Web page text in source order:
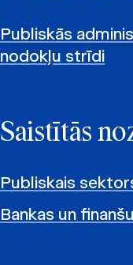
Publiskās
nodokļu strīdi
Saistītās
Publiskais
Bankas un